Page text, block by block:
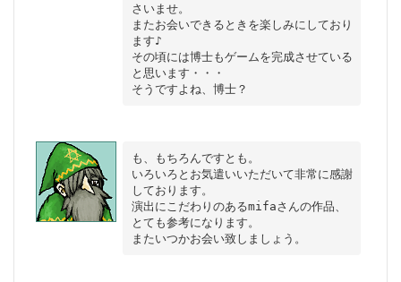
さいませ。
またお会いできるときを楽しみにしており
ます♪
その頃には博士もゲームを完成させている
と思います・・・
も、もちろんですとも。
いろいろとお気遣いいただいて非常に感謝
しております。
演出にこだわりのあるmifaさんの作品、
とても参考になります。